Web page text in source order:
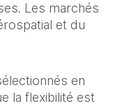
Les marchés
et du
en
la flexibilité est